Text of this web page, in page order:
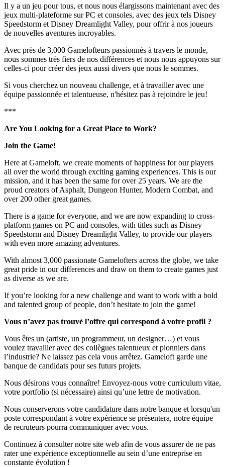
Il y a un jeu pour tous, et nous nous élargissons maintenant avec des
jeux multi-plateforme sur PC et consoles, avec des jeux tels Disney
Speedstorm et Disney Dreamlight Valley, pour offrir à nos joueurs
de nouvelles aventures incroyables.
Avec près de 3,000 Gamelofteurs passionnés à travers le monde,
nous sommes très fiers de nos différences et nous nous appuyons sur
celles-ci pour créer des jeux aussi divers que nous le sommes.
Si vous cherchez un nouveau challenge, et à travailler avec une
équipe passionnée et talentueuse, n'hésitez pas à rejoindre le jeu!
***
Are You Looking for a Great Place to Work?
Join the Game!
Here at Gameloft, we create moments of happiness for our players
all over the world through exciting gaming experiences. This is our
mission, and it has been the same for over 25 years. We are the
proud creators of Asphalt, Dungeon Hunter, Modern Combat, and
over 200 other great games.
There is a game for everyone, and we are now expanding to cross-
platform games on PC and consoles, with titles such as Disney
Speedstorm and Disney Dreamlight Valley, to provide our players
with even more amazing adventures.
With almost 3,000 passionate Gamelofters across the globe, we take
great pride in our differences and draw on them to create games just
as diverse as we are.
If you’re looking for a new challenge and want to work with a bold
and talented group of people, don’t hesitate to join the game!
Vous n’avez pas trouvé l’offre qui correspond à votre profil ?
Vous êtes un (artiste, un programmeur, un designer…) et vous
voulez travailler avec des collègues talentueux et pionniers dans
l’industrie? Ne laissez pas cela vous arrêtez. Gameloft garde une
banque de candidats pour ses futurs projets.
Nous désirons vous connaître! Envoyez-nous votre curriculum vitae,
votre portfolio (si nécessaire) ainsi qu’une lettre de motivation.
Nous conserverons votre candidature dans notre banque et lorsqu'un
poste correspondant à votre expérience se présentera, notre équipe
de recruteurs pourra communiquer avec vous.
Continuez à consulter notre site web afin de vous assurer de ne pas
rater une expérience exceptionnelle au sein d’une entreprise en
constante évolution !